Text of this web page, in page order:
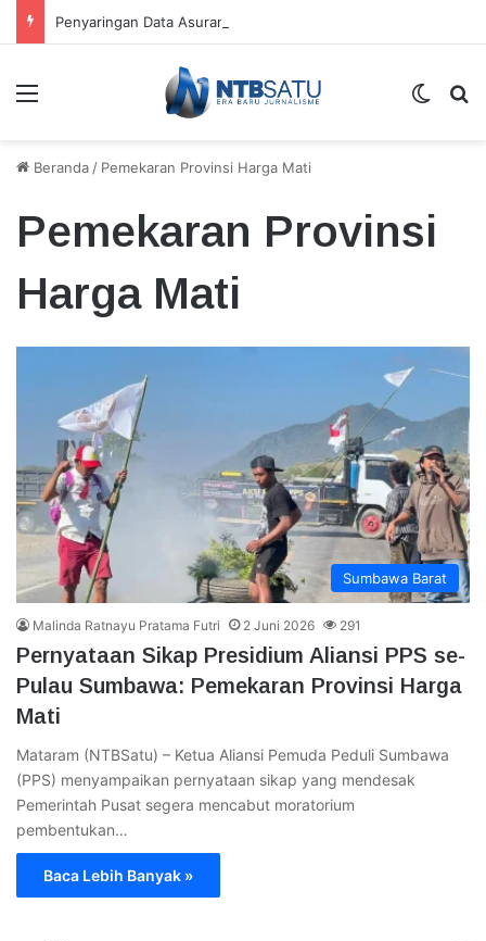
Menu
Beranda / Pemekaran Provinsi Harga Mati
Pemekaran Provinsi
Harga Mati
Sumbawa Barat
Malinda Ratnayu Pratama Futri 2 Juni 2026 291
Pernyataan Sikap Presidium Aliansi PPS se-
Pulau Sumbawa: Pemekaran Provinsi Harga
Mati
Mataram (NTBSatu) – Ketua Aliansi Pemuda Peduli Sumbawa
(PPS) menyampaikan pernyataan sikap yang mendesak
Pemerintah Pusat segera mencabut moratorium
pembentukan…
Baca Lebih Banyak »